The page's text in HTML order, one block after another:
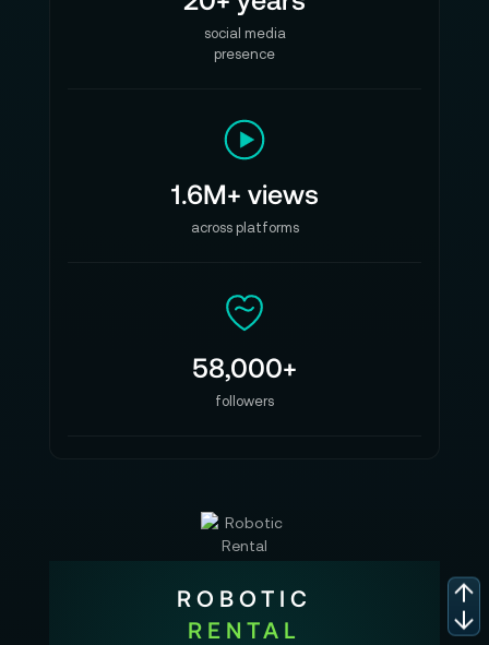
social media
presence
1.6M+ views
across platforms
58,000+
followers
ROBOTIC
RENTAL